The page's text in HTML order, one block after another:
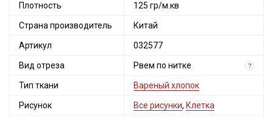
Плотность 125 гр/м.кв
Страна производитель Китай
Артикул 032577
Вид отреза Рвем по нитке ?
Тип ткани Вареный хлопок
Рисунок Все рисунки, Клетка